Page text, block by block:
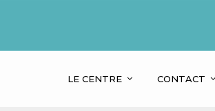
LE CENTRE CONTACT